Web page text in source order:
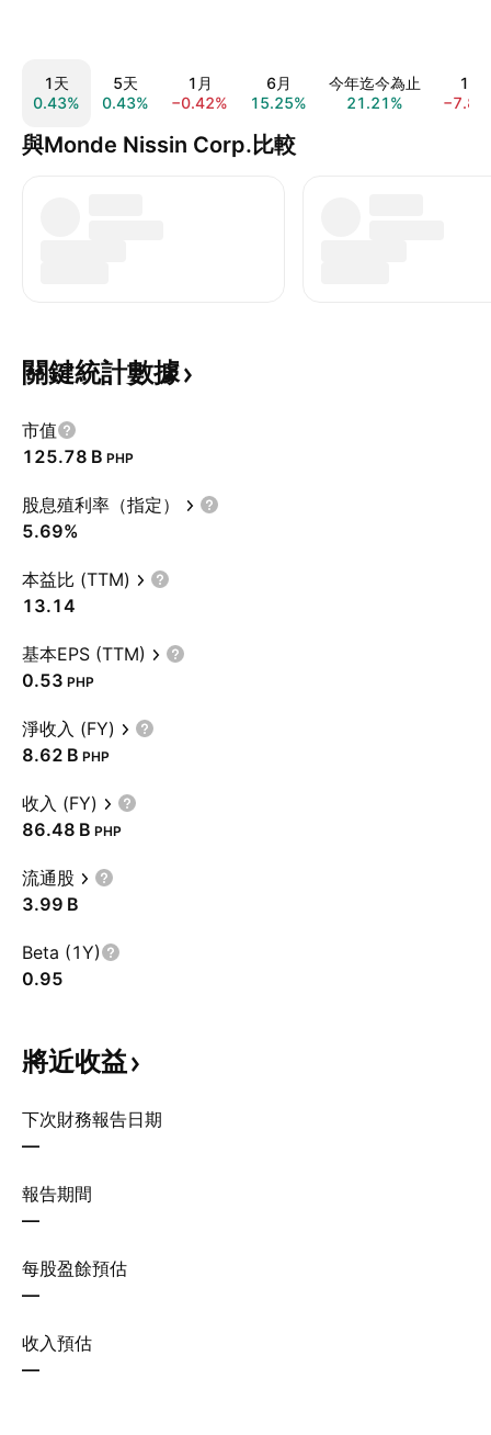
1天
0.43%
5天
0.43%
1月
−0.42%
6月
15.25%
今年迄今為止
21.21%
1年
與Monde Nissin Corp.比較
關鍵統計數據
市值
‪125.78 B‬ PHP
股息殖利率（指定）
5.69%
本益比 (TTM)
13.14
基本EPS (TTM)
0.53 PHP
淨收入 (FY)
‪8.62 B‬ PHP
收入 (FY)
‪86.48 B‬ PHP
流通股
‪3.99 B‬
Beta (1Y)
0.95
將近收益
下次財務報告日期
—
報告期間
—
每股盈餘預估
—
收入預估
—